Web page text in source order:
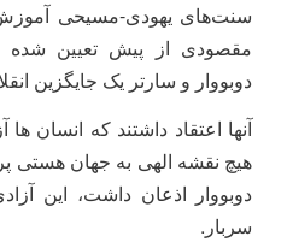
سنت‌های یهودی-مسیحی آموزش
مقصودی از پیش تعیین شده
دوبووار و سارتر یک جایگزین
آنها اعتقاد داشتند که انسان ها
هیچ نقشه الهی به جهان هستی
دوبووار اذعان داشت، این
سربار.